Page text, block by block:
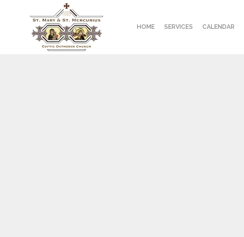
HOME SERVICES CALENDAR